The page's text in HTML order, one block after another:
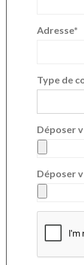
Adresse
Type de
Déposer
Déposer